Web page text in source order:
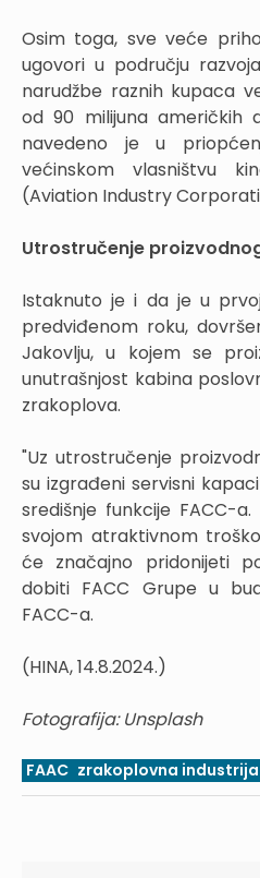
Osim toga, sve veće
ugovori u području
narudžbe raznih kupaca
od 90 milijuna američkih
navedeno je u
većinskom vlasništvu
(Aviation Industry
Utrostručenje
Istaknuto je i da je u
predviđenom roku,
Jakovlju, u kojem se
unutrašnjost kabina
zrakoplova.
"Uz utrostručenje
su izgrađeni servisni
središnje funkcije FACC-
svojom atraktivnom
će značajno pridonijeti
dobiti FACC Grupe u
FACC-a.
(HINA, 14.8.2024.)
Fotografija: Unsplash
FAAC zrakoplovna industrija